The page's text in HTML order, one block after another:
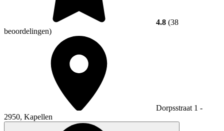
4.8 (38
beoordelingen)
Dorpsstraat 1 -
2950, Kapellen